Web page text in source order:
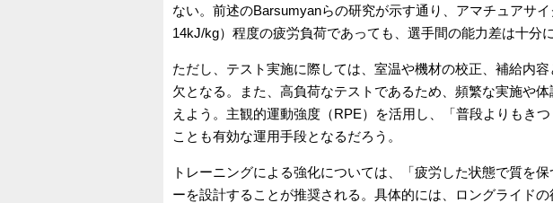
ない。前述のBarsumyanらの研究が示す通り、アマチュアサ
14kJ/kg）程度の疲労負荷であっても、選手間の能力差は十分
ただし、テスト実施に際しては、室温や機材の校正、補給内
欠となる。また、高負荷なテストであるため、頻繁な実施や
えよう。主観的運動強度（RPE）を活用し、「普段よりもき
ことも有効な運用手段となるだろう。
トレーニングによる強化については、「疲労した状態で質を
ーを設計することが推奨される。具体的には、ロングライド